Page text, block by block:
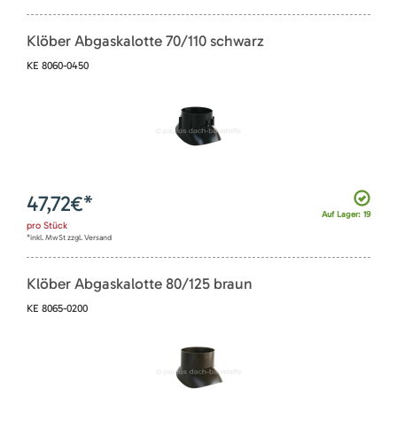
Klöber Abgaskalotte 70/110 schwarz
KE 8060-0450
Auf Lager: 19
47,72€*
pro Stück
*inkl. MwSt zzgl. Versand
Klöber Abgaskalotte 80/125 braun
KE 8065-0200